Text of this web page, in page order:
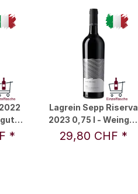
*
Lagrein Sepp Riserva
2023 0,75 l - Weingut
Nicolussi-Leck
29,80 CHF *